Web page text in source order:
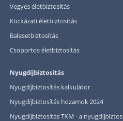
Vegyes életbiztosítás
Kockázati életbiztosítás
Balesetbiztosítás
Csoportos életbiztosítás
Nyugdíjbiztosítás
Nyugdíjbiztosítás kalkulátor
Nyugdíjbiztosítás hozamok 2024
Nyugdíjbiztosítás TKM - a